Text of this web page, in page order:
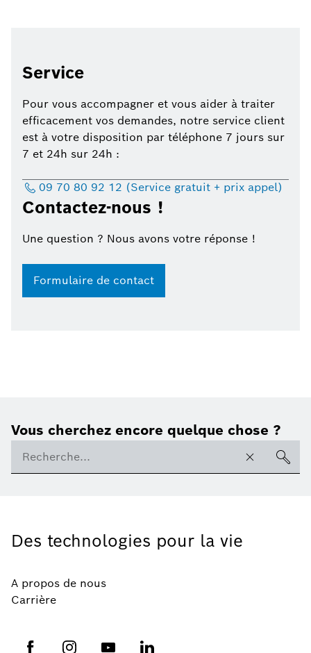
Service
Pour vous accompagner et vous aider à traiter
efficacement vos demandes, notre service client
est à votre disposition par téléphone 7 jours sur
7 et 24h sur 24h :
09 70 80 92 12 (Service gratuit + prix appel)
Contactez-nous !
Une question ? Nous avons votre réponse !
Formulaire de contact
Vous cherchez encore quelque chose ?
Des technologies pour la vie
A propos de nous
Carrière